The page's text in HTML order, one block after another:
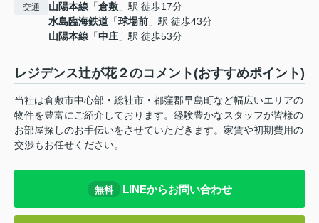
交通 山陽本線 「倉敷 」駅 徒歩17分
水島臨海鉄道 「球場前 」駅 徒歩43分
山陽本線 「中庄 」駅 徒歩53分
レジデンス辻が花２のコメント(おすすめポイント)
当社は倉敷市中心部・総社市・都窪郡早島町など幅広いエリアの
物件を豊富にご紹介しております。経験豊かなスタッフが皆様の
お部屋探しのお手伝いをさせていただきます。家賃や初期費用の
交渉もお任せください。
無料 LINEからお問い合わせ